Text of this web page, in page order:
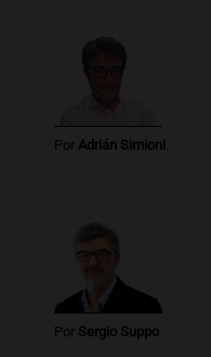
Por Adrián Simioni
Por Sergio Suppo